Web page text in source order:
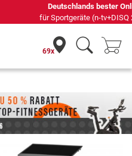
Online-Shop
2016-2024)
69x